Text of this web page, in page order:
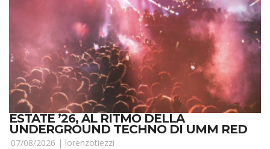
ESTATE ’26, AL RITMO DELLA
UNDERGROUND TECHNO DI UMM RED
07/08/2026 | lorenzotiezzi